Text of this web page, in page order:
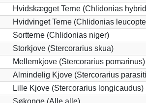
Hvidskægget Terne (Chlidonias
Hvidvinget Terne (Chlidonias
Sortterne (Chlidonias niger)
Storkjove (Stercorarius skua)
Mellemkjove (Stercorarius pomarinus)
Almindelig Kjove (Stercorarius
Lille Kjove (Stercorarius longicaudus)
Søkonge (Alle alle)